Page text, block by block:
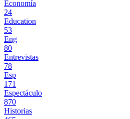
Economía
24
Education
53
Eng
80
Entrevistas
78
Esp
171
Espectáculo
870
Historias